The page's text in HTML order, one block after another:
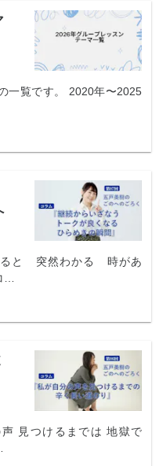
一覧です。 2020年〜2025
ると 突然わかる 時があ
…
見つけるまでは 地獄で